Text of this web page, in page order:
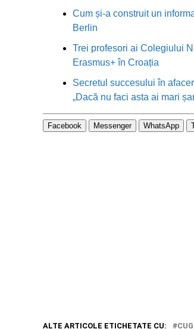
Cum și-a construit un
Berlin
Trei profesori ai Colegiului
Erasmus+ în Croația
Secretul succesului în
„Dacă nu faci asta ai mari
Facebook Messenger WhatsApp
ALTE ARTICOLE ETICHETATE CU: